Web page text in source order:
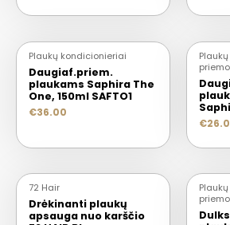
Plaukų kondicionieriai
Daugiaf.priem.
plaukams Saphira The
One, 150ml SAFTO1
€36.00
€
72 Hair
Drėkinanti plaukų
apsauga nuo karščio